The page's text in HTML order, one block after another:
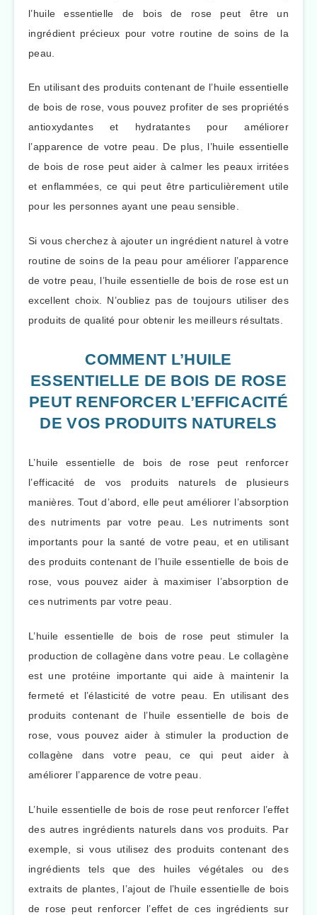
l’huile essentielle de bois de rose peut être un
ingrédient précieux pour votre routine de soins de la
peau.
En utilisant des produits contenant de l’huile essentielle
de bois de rose, vous pouvez profiter de ses propriétés
antioxydantes et hydratantes pour améliorer
l’apparence de votre peau. De plus, l’huile essentielle
de bois de rose peut aider à calmer les peaux irritées
et enflammées, ce qui peut être particulièrement utile
pour les personnes ayant une peau sensible.
Si vous cherchez à ajouter un ingrédient naturel à votre
routine de soins de la peau pour améliorer l’apparence
de votre peau, l’huile essentielle de bois de rose est un
excellent choix. N’oubliez pas de toujours utiliser des
produits de qualité pour obtenir les meilleurs résultats.
COMMENT L’HUILE
ESSENTIELLE DE BOIS DE ROSE
PEUT RENFORCER L’EFFICACITÉ
DE VOS PRODUITS NATURELS
L’huile essentielle de bois de rose peut renforcer
l’efficacité de vos produits naturels de plusieurs
manières. Tout d’abord, elle peut améliorer l’absorption
des nutriments par votre peau. Les nutriments sont
importants pour la santé de votre peau, et en utilisant
des produits contenant de l’huile essentielle de bois de
rose, vous pouvez aider à maximiser l’absorption de
ces nutriments par votre peau.
L’huile essentielle de bois de rose peut stimuler la
production de collagène dans votre peau. Le collagène
est une protéine importante qui aide à maintenir la
fermeté et l’élasticité de votre peau. En utilisant des
produits contenant de l’huile essentielle de bois de
rose, vous pouvez aider à stimuler la production de
collagène dans votre peau, ce qui peut aider à
améliorer l’apparence de votre peau.
L’huile essentielle de bois de rose peut renforcer l’effet
des autres ingrédients naturels dans vos produits. Par
exemple, si vous utilisez des produits contenant des
ingrédients tels que des huiles végétales ou des
extraits de plantes, l’ajout de l’huile essentielle de bois
de rose peut renforcer l’effet de ces ingrédients sur